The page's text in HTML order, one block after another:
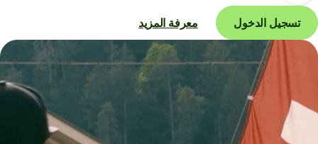
تسجيل الدخول معرفة المزيد